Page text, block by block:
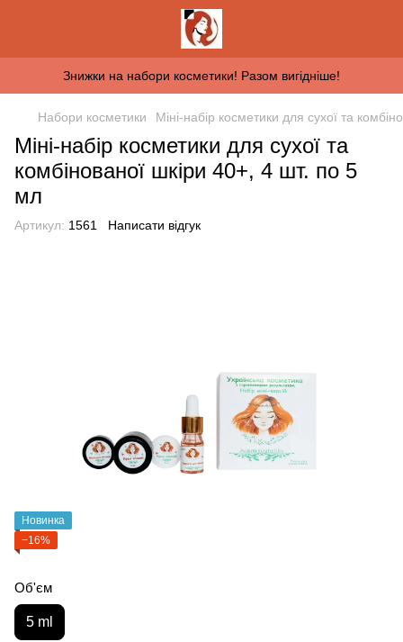
Знижки на набори косметики! Разом вигідніше!
Набори косметики Міні-набір косметики для сухої та
Міні-набір косметики для сухої та
комбінованої шкіри 40+, 4 шт. по 5
мл
Артикул: 1561 Написати відгук
Новинка
−16%
Об'єм
5 ml